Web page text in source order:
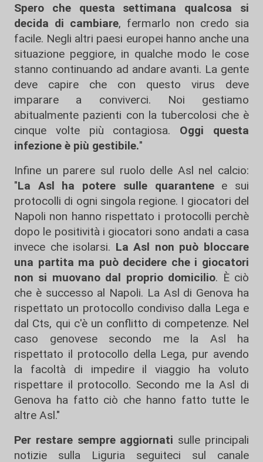
Spero che questa settimana qualcosa si
decida di cambiare, fermarlo non credo sia
facile. Negli altri paesi europei hanno anche una
situazione peggiore, in qualche modo le cose
stanno continuando ad andare avanti. La gente
deve capire che con questo virus deve
imparare a conviverci. Noi gestiamo
abitualmente pazienti con la tubercolosi che è
cinque volte più contagiosa. Oggi questa
infezione è più gestibile."
Infine un parere sul ruolo delle Asl nel calcio:
"La Asl ha potere sulle quarantenee sui
protocolli di ogni singola regione. I giocatori del
Napoli non hanno rispettato i protocolli perchè
dopo le positività i giocatori sono andati a casa
invece che isolarsi. La Asl non può bloccare
una partita ma può decidere che i giocatori
non si muovano dal proprio domicilio. È ciò
che è successo al Napoli. La Asl di Genova ha
rispettato un protocollo condiviso dalla Lega e
dal Cts, qui c'è un conflitto di competenze. Nel
caso genovese secondo me la Asl ha
rispettato il protocollo della Lega, pur avendo
la facoltà di impedire il viaggio ha voluto
rispettare il protocollo. Secondo me la Asl di
Genova ha fatto ciò che hanno fatto tutte le
altre Asl."
Per restare sempre aggiornati sulle principali
notizie sulla Liguria seguiteci sul canale